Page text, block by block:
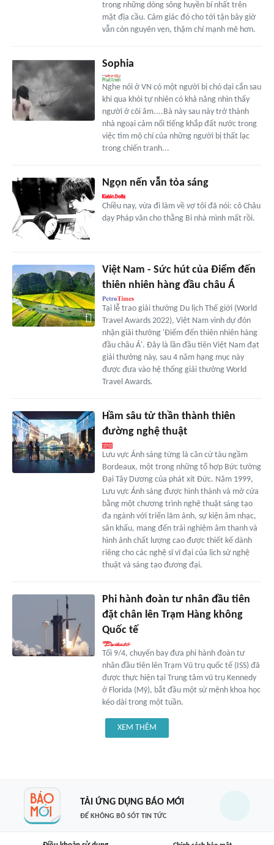
trong những dòng sông huyền bí nhất trên
mặt địa cầu. Cảm giác đó cho tới tận bây giờ
vẫn còn nguyên vẹn, thậm chí mạnh mẽ hơn.
Sophia
Nghe nói ở VN có một người bị chó dại cắn sau
khi qua khỏi tự nhiên có khả năng nhìn thấy
người ở cõi âm....Bà này sau này trở thành
nhà ngoại cảm nổi tiếng khắp đất nước trong
việc tìm mộ chí của những người bị thất lạc
trong chiến tranh...
Ngọn nến vẫn tỏa sáng
Chiều nay, vừa đi làm về vợ tôi đã nói: cô Châu
dạy Pháp văn cho thằng Bi nhà mình mất rồi.
Việt Nam - Sức hút của Điểm đến
thiên nhiên hàng đầu châu Á
Tại lễ trao giải thưởng Du lịch Thế giới (World
Travel Awards 2022), Việt Nam vinh dự đón
nhận giải thưởng 'Điểm đến thiên nhiên hàng
đầu châu Á'. Đây là lần đầu tiên Việt Nam đạt
giải thưởng này, sau 4 năm hạng mục này
được đưa vào hệ thống giải thưởng World
Travel Awards.
Hầm sâu tử thần thành thiên
đường nghệ thuật
Lưu vực Ánh sáng từng là căn cứ tàu ngầm
Bordeaux, một trong những tổ hợp Bức tường
Đại Tây Dương của phát xít Đức. Năm 1999,
Lưu vực Ánh sáng được hình thành và mở cửa
bằng một chương trình nghệ thuật sáng tạo
đa ngành với triển lãm ảnh, sự kiện âm nhạc,
sân khấu, mang đến trải nghiệm âm thanh và
hình ảnh chất lượng cao được thiết kế dành
riêng cho các nghệ sĩ vĩ đại của lịch sử nghệ
thuật và sáng tạo đương đại.
Phi hành đoàn tư nhân đầu tiên
đặt chân lên Trạm Hàng không
Quốc tế
Tối 9/4, chuyến bay đưa phi hành đoàn tư
nhân đầu tiên lên Trạm Vũ trụ quốc tế (ISS) đã
được thực hiện tại Trung tâm vũ trụ Kennedy
ở Florida (Mỹ), bắt đầu một sứ mệnh khoa học
kéo dài trong một tuần.
XEM THÊM
TẢI ỨNG DỤNG BÁO MỚI
ĐỂ KHÔNG BỎ SÓT TIN TỨC